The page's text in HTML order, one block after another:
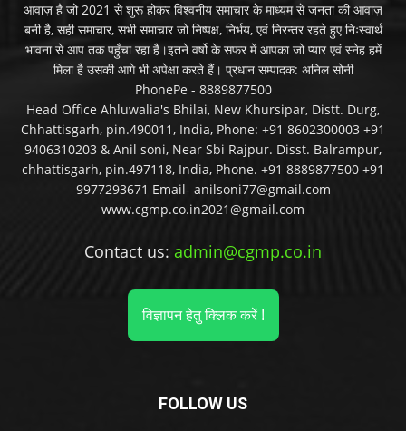
आवाज़ है जो 2021 से शुरू होकर विश्वनीय समाचार के माध्यम से जनता की आवाज़
बनी है, सही समाचार, सभी समाचार जो निष्पक्ष, निर्भय, एवं निरन्तर रहते हुए निःस्वार्थ
भावना से आप तक पहुँचा रहा है।इतने वर्षो के सफर में आपका जो प्यार एवं स्नेह हमें
मिला है उसकी आगे भी अपेक्षा करते हैं। प्रधान सम्पादक: अनिल सोनी
PhonePe - 8889877500
Head Office Ahluwalia's Bhilai, New Khursipar, Distt. Durg,
Chhattisgarh, pin.490011, India, Phone: +91 8602300003 +91
9406310203 & Anil soni, Near Sbi Rajpur. Disst. Balrampur,
chhattisgarh, pin.497118, India, Phone. +91 8889877500 +91
9977293671 Email- anilsoni77@gmail.com
www.cgmp.co.in2021@gmail.com
Contact us: admin@cgmp.co.in
विज्ञापन हेतु क्लिक करें !
FOLLOW US